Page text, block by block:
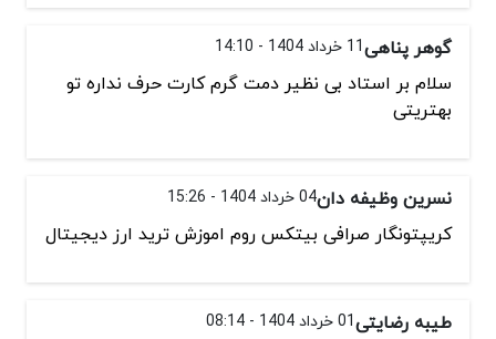
گوهر پناهی11 خرداد 1404 - 14:10
سلام بر استاد بی نظیر دمت گرم کارت حرف نداره تو
بهتریتی
نسرین وظیفه دان04 خرداد 1404 - 15:26
کریپتونگار صرافی بیتکس روم اموزش ترید ارز دیجیتال
طیبه رضایتی01 خرداد 1404 - 08:14